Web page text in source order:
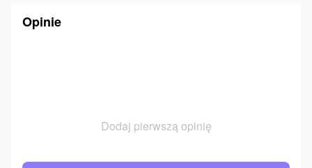
Opinie
Dodaj pierwszą opinię